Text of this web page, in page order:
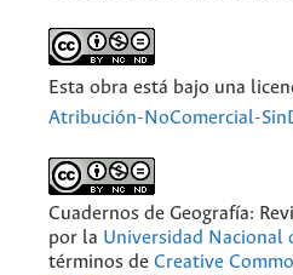
Esta obra está bajo una
Atribución-NoComercial-
Cuadernos de Geografía:
por la Universidad Nacional
términos de Creative